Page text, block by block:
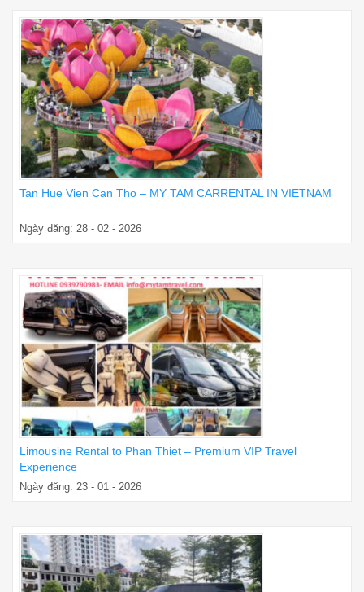
Tan Hue Vien Can Tho – MY TAM CARRENTAL IN VIETNAM
Ngày đăng: 28 - 02 - 2026
Limousine Rental to Phan Thiet – Premium VIP Travel
Experience
Ngày đăng: 23 - 01 - 2026